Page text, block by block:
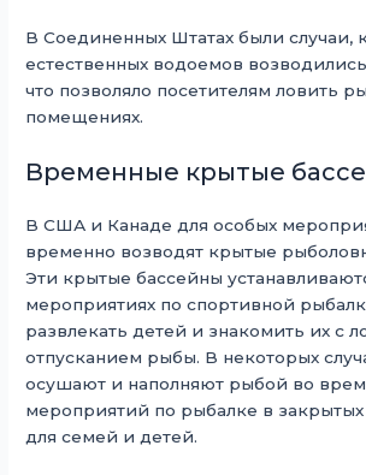
В Соединенных Штатах были случаи,
естественных водоемов
что позволяло посетителям ловить
помещениях.
Временные крытые
В США и Канаде для особых
временно возводят крытые
Эти крытые бассейны
мероприятиях по спортивной
развлекать детей и знакомить их с
отпусканием рыбы. В некоторых
осушают и наполняют рыбой во
мероприятий по рыбалке в
для семей и детей.